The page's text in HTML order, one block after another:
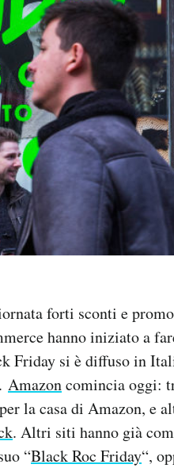
forti sconti e
hanno iniziato a
Friday si è diffuso in
Amazoncomincia oggi:
la casa di Amazon, e
. Altri siti hanno già
“Black Roc Friday“,